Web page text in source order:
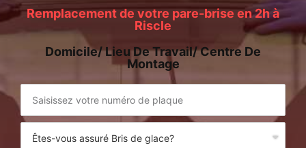
Remplacement de votre pare-brise en 2h à
Riscle
Domicile/ Lieu De Travail/ Centre De
Montage